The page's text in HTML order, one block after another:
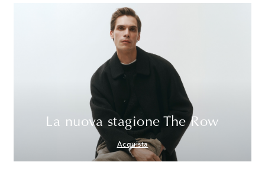
La nuova stagione The Row
Acquista